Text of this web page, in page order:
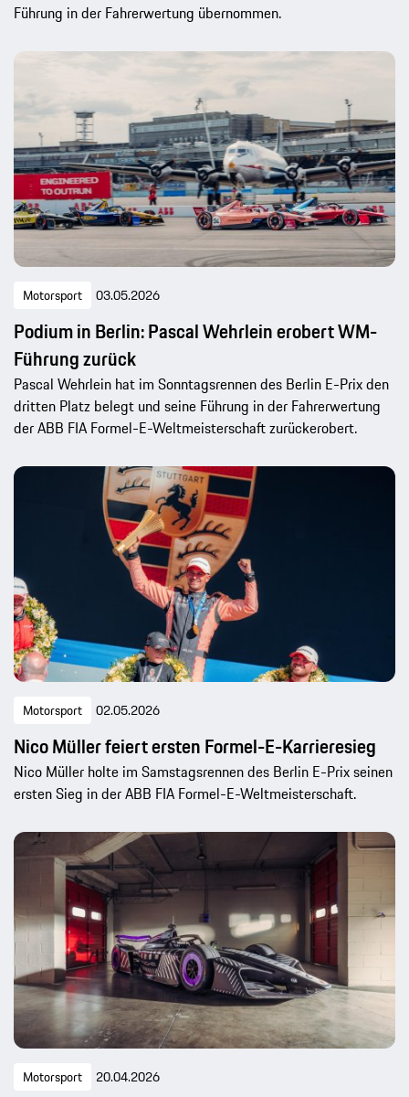
Führung in der Fahrerwertung übernommen.
Motorsport 03.05.2026
Podium in Berlin: Pascal Wehrlein erobert WM-
Führung zurück
Pascal Wehrlein hat im Sonntagsrennen des Berlin E-Prix den
dritten Platz belegt und seine Führung in der Fahrerwertung
der ABB FIA Formel-E-Weltmeisterschaft zurückerobert.
Motorsport 02.05.2026
Nico Müller feiert ersten Formel-E-Karrieresieg
Nico Müller holte im Samstagsrennen des Berlin E-Prix seinen
ersten Sieg in der ABB FIA Formel-E-Weltmeisterschaft.
Motorsport 20.04.2026